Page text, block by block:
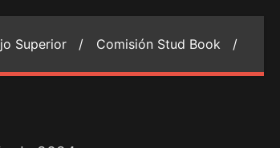
Superior / Comisión Stud Book /